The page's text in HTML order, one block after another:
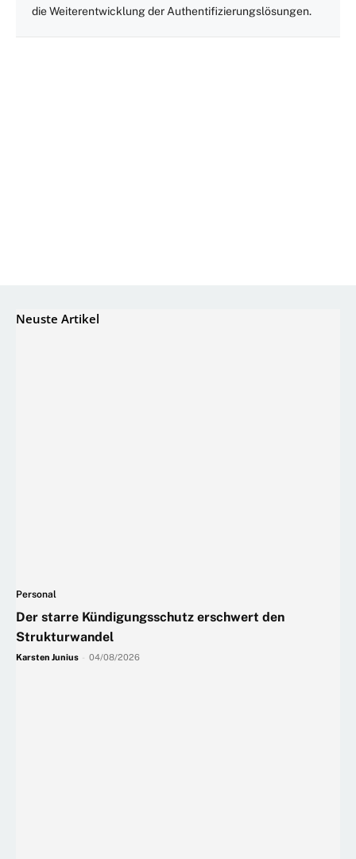
die Weiterentwicklung der Authentifizierungslösungen.
Neuste Artikel
Personal
Der starre Kündigungsschutz erschwert den
Strukturwandel
Karsten Junius 04/08/2026